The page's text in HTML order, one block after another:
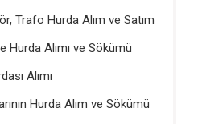
Trafo Hurda Alım ve Satım
Hurda Alımı ve Sökümü
Alımı
Hurda Alım ve Sökümü